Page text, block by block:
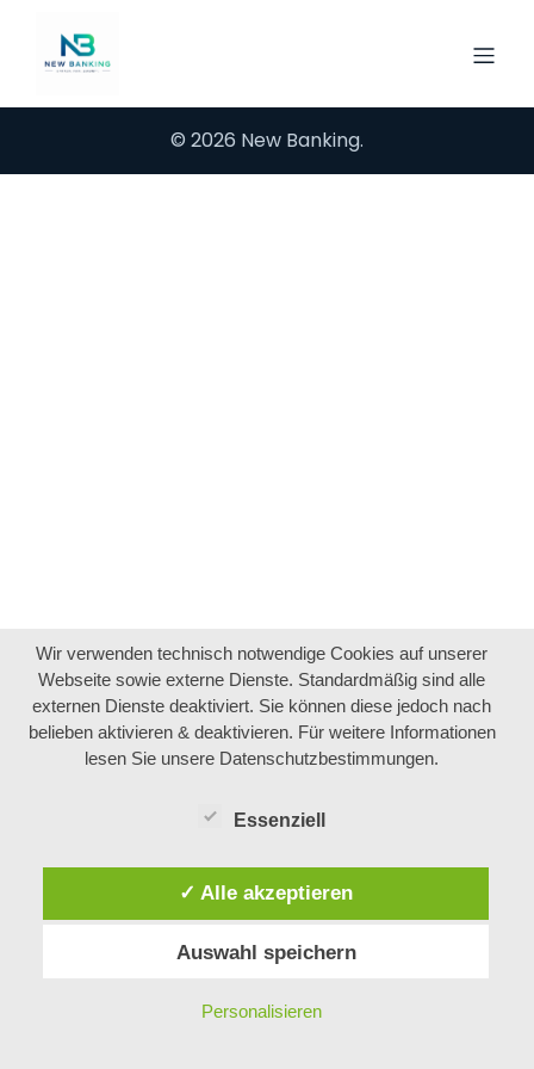
© 2026 New Banking.
Wir verwenden technisch notwendige Cookies auf unserer
Webseite sowie externe Dienste. Standardmäßig sind alle
externen Dienste deaktiviert. Sie können diese jedoch nach
belieben aktivieren & deaktivieren. Für weitere Informationen
lesen Sie unsere Datenschutzbestimmungen.
Essenziell
✓ Alle akzeptieren
Auswahl speichern
Personalisieren